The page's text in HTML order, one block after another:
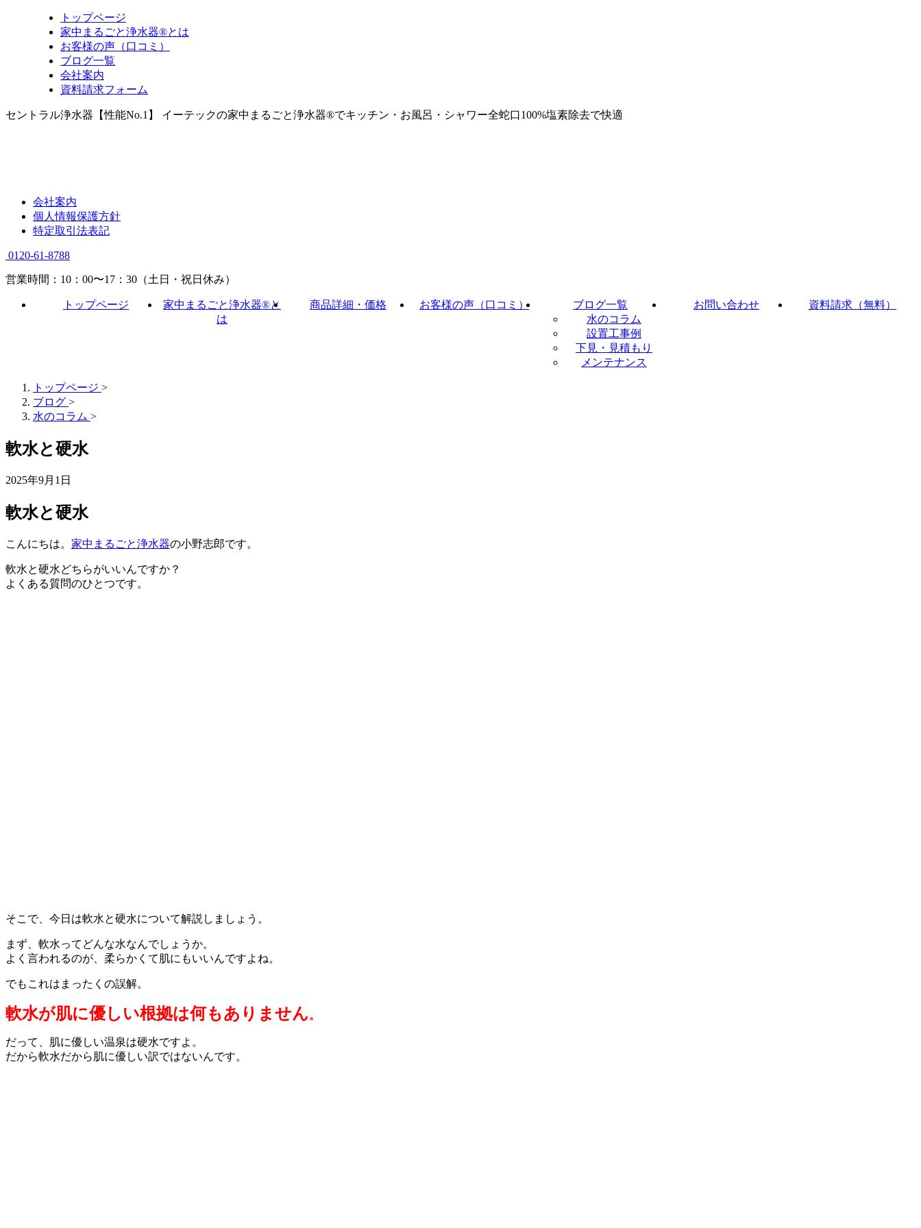
トップページ
家中まるごと浄水器®とは
お客様の声（口コミ）
ブログ一覧
会社案内
資料請求フォーム
セントラル浄水器【性能No.1】 イーテックの家中まるごと浄水器®でキッチン・お風呂・シャワー全蛇口100%塩素除去で快適
会社案内
個人情報保護方針
特定取引法表記
0120-61-8788
営業時間：10：00〜17：30（土日・祝日休み）
トップページ
家中まるごと浄水器®と
は
商品詳細・価格 お客様の声（口コミ）
ブログ一覧
水のコラム
設置工事例
下見・見積もり
メンテナンス
お問い合わせ 資料請求（無料）
トップページ >
ブログ >
水のコラム >
軟水と硬水
2025年9月1日
軟水と硬水
こんにちは。 家中まるごと浄水器の小野志郎です。
軟水と硬水どちらがいいんですか？
よくある質問のひとつです。
そこで、今日は軟水と硬水について解説しましょう。
まず、軟水ってどんな水なんでしょうか。
よく言われるのが、柔らかくて肌にもいいんですよね。
でもこれはまったくの誤解。
軟水が肌に優しい根拠は何もありません。
だって、肌に優しい温泉は硬水ですよ。
だから軟水だから肌に優しい訳ではないんです。